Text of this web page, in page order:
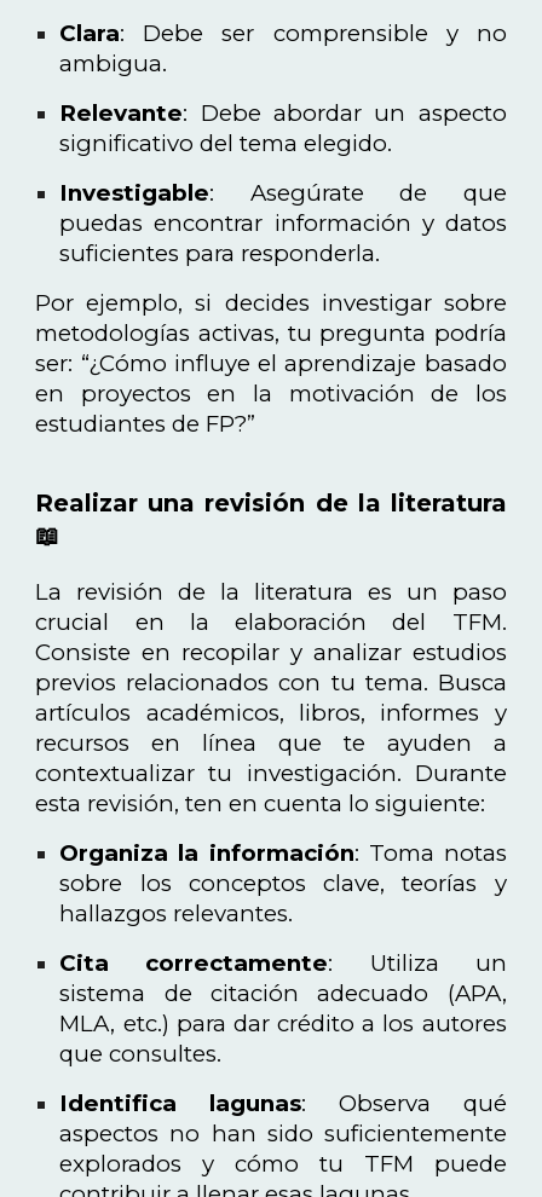
Clara: Debe ser comprensible y no
ambigua.
Relevante: Debe abordar un aspecto
significativo del tema elegido.
Investigable: Asegúrate de que
puedas encontrar información y datos
suficientes para responderla.
Por ejemplo, si decides investigar sobre
metodologías activas, tu pregunta podría
ser: “¿Cómo influye el aprendizaje basado
en proyectos en la motivación de los
estudiantes de FP?”
Realizar una revisión de la literatura
📖
La revisión de la literatura es un paso
crucial en la elaboración del TFM.
Consiste en recopilar y analizar estudios
previos relacionados con tu tema. Busca
artículos académicos, libros, informes y
recursos en línea que te ayuden a
contextualizar tu investigación. Durante
esta revisión, ten en cuenta lo siguiente:
Organiza la información: Toma notas
sobre los conceptos clave, teorías y
hallazgos relevantes.
Cita correctamente: Utiliza un
sistema de citación adecuado (APA,
MLA, etc.) para dar crédito a los autores
que consultes.
Identifica lagunas: Observa qué
aspectos no han sido suficientemente
explorados y cómo tu TFM puede